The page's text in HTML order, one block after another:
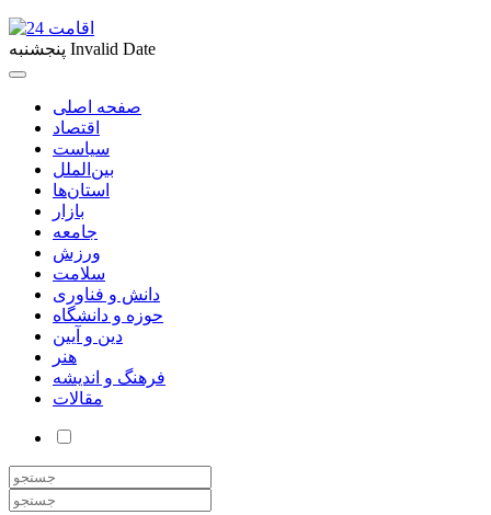
پنجشنبه Invalid Date
صفحه اصلی
اقتصاد
سیاست
بین‌الملل
استان‌ها
بازار
جامعه
ورزش
سلامت
دانش و فناوری
حوزه و دانشگاه
دین و آیین
هنر
فرهنگ و اندیشه
مقالات